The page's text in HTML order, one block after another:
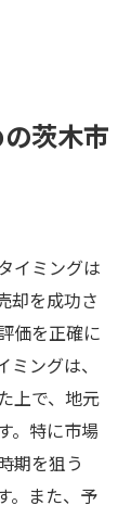
茨木市
イミングは
却を成功さ
価を正確に
ングは、
上で、地元
。特に市場
期を狙う
。また、予